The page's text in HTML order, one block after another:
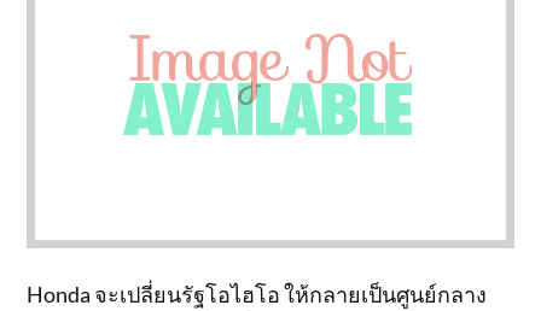
Honda จะเปลี่ยนรัฐโอไฮโอ ให้กลายเป็นศูนย์กลาง